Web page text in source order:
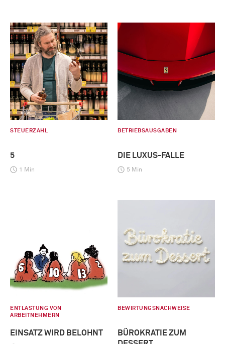
STEUERZAHL
5
1 Min
BETRIEBSAUSGABEN
DIE LUXUS-FALLE
5 Min
ENTLASTUNG VON
ARBEITNEHMERN
EINSATZ WIRD BELOHNT
BEWIRTUNGSNACHWEISE
BÜROKRATIE ZUM